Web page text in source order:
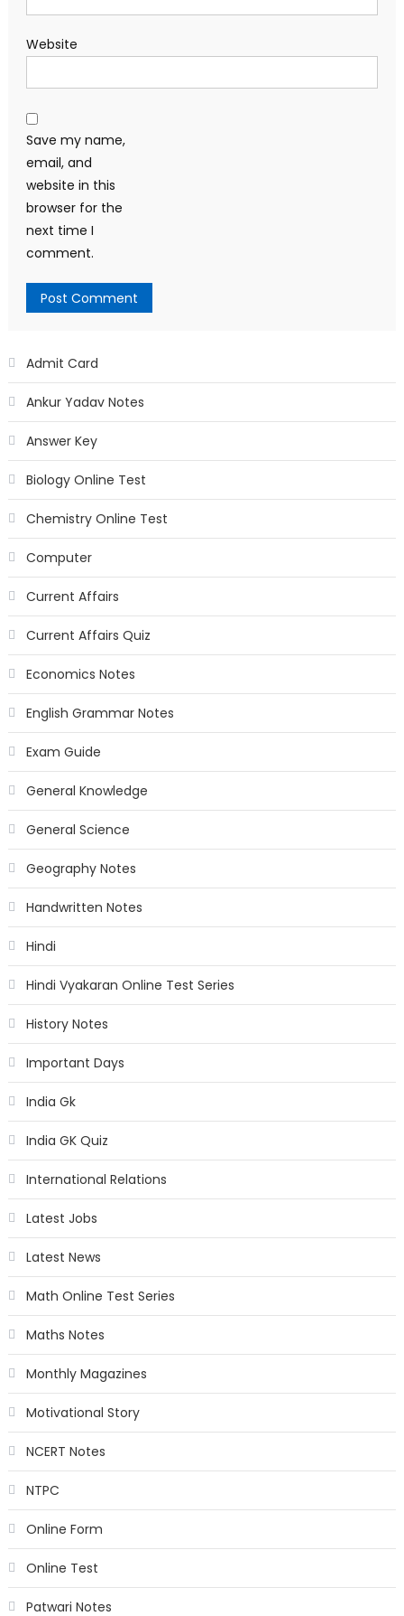
Website
Save my name,
email, and
website in this
browser for the
next time I
comment.
Admit Card
Ankur Yadav Notes
Answer Key
Biology Online Test
Chemistry Online Test
Computer
Current Affairs
Current Affairs Quiz
Economics Notes
English Grammar Notes
Exam Guide
General Knowledge
General Science
Geography Notes
Handwritten Notes
Hindi
Hindi Vyakaran Online Test Series
History Notes
Important Days
India Gk
India GK Quiz
International Relations
Latest Jobs
Latest News
Math Online Test Series
Maths Notes
Monthly Magazines
Motivational Story
NCERT Notes
NTPC
Online Form
Online Test
Patwari Notes